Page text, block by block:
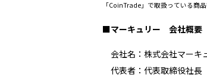
「CoinTrade」で取扱っている商
■マーキュリー 会社概要
会社名：株式会社マーキ
代表者：代表取締役社